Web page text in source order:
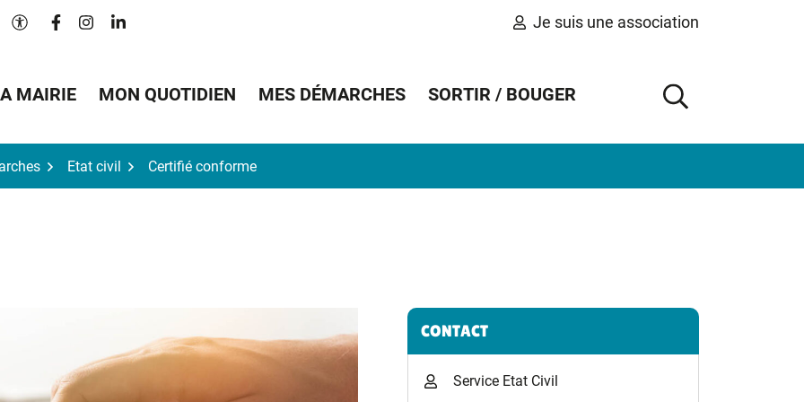
Paramètres d'accessibilité
Lien vers le compte Facebook
Lien vers le compte Instagram
Lien vers le compte Linkedin Je suis une association
MAIRIE MON QUOTIDIEN MES DÉMARCHES SORTIR / BOUGER
AFFICHER
Etat civil Certifié conforme
Informations complémentaires
CONTACT
Service Etat Civil